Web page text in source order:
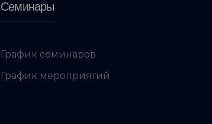
Семинары
График семинаров
График мероприятий